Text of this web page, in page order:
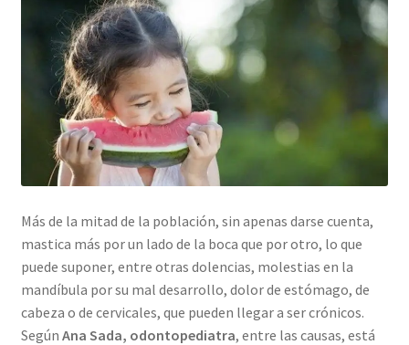
Más de la mitad de la población, sin apenas darse cuenta,
mastica más por un lado de la boca que por otro, lo que
puede suponer, entre otras dolencias, molestias en la
mandíbula por su mal desarrollo, dolor de estómago, de
cabeza o de cervicales, que pueden llegar a ser crónicos.
Según Ana Sada, odontopediatra, entre las causas, está